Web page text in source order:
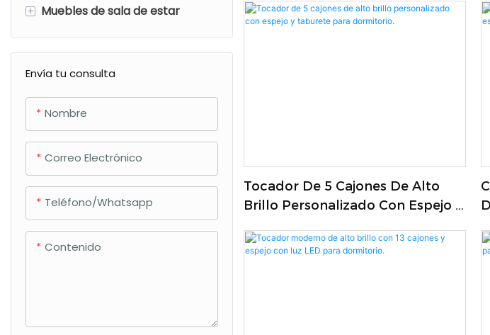
+ Muebles de sala de estar
Gabinete de televisión
Mesa de comedor
Gabinete de zapatos
Mesa de oficina
Mesa de centro
Envía tu consulta
Nombre
Correo Electrónico
Teléfono/whatsapp
Contenido
1760408344469153
Tocador De 5 Cajones De Alto
Brillo Personalizado Con Espejo Y